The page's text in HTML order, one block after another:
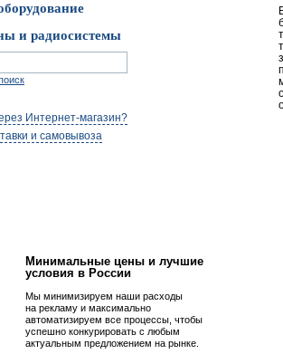
и радиосистемы
Интернет-магазин?
и самовывоза
Минимальные цены и лучшие
условия в России
Мы минимизируем наши расходы
на рекламу и максимально
автоматизируем все процессы, чтобы
успешно конкурировать с любым
актуальным предложением на рынке.